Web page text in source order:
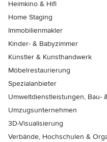
Heimkino & Hifi
Home Staging
Immobilienmakler
Kinder- & Babyzimmer
Künstler & Kunsthandwerk
Möbelrestaurierung
Spezialanbieter
Umweltdienstleistungen, Bau-
Umzugsunternehmen
3D-Visualisierung
Verbände, Hochschulen &